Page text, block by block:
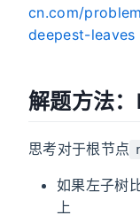
cn.com/
deepest-leaves
解题方法：
思考对于根节点
如果左子树
上